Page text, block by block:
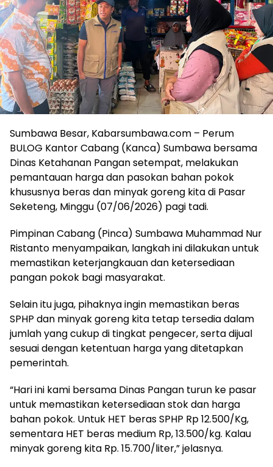
Sumbawa Besar, Kabarsumbawa.com – Perum
BULOG Kantor Cabang (Kanca) Sumbawa bersama
Dinas Ketahanan Pangan setempat, melakukan
pemantauan harga dan pasokan bahan pokok
khususnya beras dan minyak goreng kita di Pasar
Seketeng, Minggu (07/06/2026) pagi tadi.
Pimpinan Cabang (Pinca) Sumbawa Muhammad Nur
Ristanto menyampaikan, langkah ini dilakukan untuk
memastikan keterjangkauan dan ketersediaan
pangan pokok bagi masyarakat.
Selain itu juga, pihaknya ingin memastikan beras
SPHP dan minyak goreng kita tetap tersedia dalam
jumlah yang cukup di tingkat pengecer, serta dijual
sesuai dengan ketentuan harga yang ditetapkan
pemerintah.
“Hari ini kami bersama Dinas Pangan turun ke pasar
untuk memastikan ketersediaan stok dan harga
bahan pokok. Untuk HET beras SPHP Rp 12.500/Kg,
sementara HET beras medium Rp, 13.500/kg. Kalau
minyak goreng kita Rp. 15.700/liter,” jelasnya.